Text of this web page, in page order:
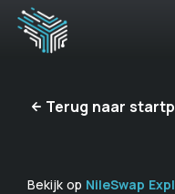
Terug naar
Bekijk op NileSwap